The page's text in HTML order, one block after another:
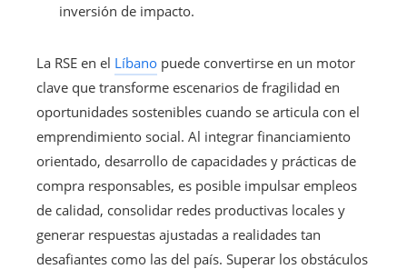
inversión de impacto.
La RSE en el Líbano puede convertirse en un motor
clave que transforme escenarios de fragilidad en
oportunidades sostenibles cuando se articula con el
emprendimiento social. Al integrar financiamiento
orientado, desarrollo de capacidades y prácticas de
compra responsables, es posible impulsar empleos
de calidad, consolidar redes productivas locales y
generar respuestas ajustadas a realidades tan
desafiantes como las del país. Superar los obstáculos